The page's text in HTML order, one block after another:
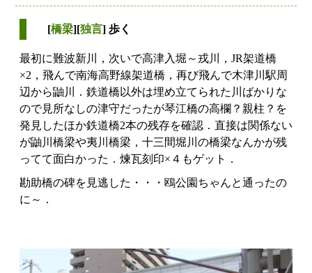
[橋梁][独言] 歩く
最初に難波新川，次いで高津入堀～戎川，JR架道橋
×2，飛んで南海高野線架道橋，再び飛んで木津川駅周
辺から鼬川．鉄道橋以外は埋め立てられた川ばかりな
ので見所なしの津守だったが琴江橋の高欄？親柱？を
発見したほか鉄道橋2本の残存を確認．直接は関係ない
が鼬川橋梁や夷川橋梁，十三間堀川の橋梁なんかが残
ってて面白かった．煉瓦刻印×４もゲット．
勘助橋の碑を見逃した・・・鴎公園ちゃんと通ったの
に～．